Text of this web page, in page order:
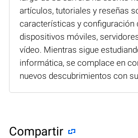
artículos, tutoriales y reseñas
características y configuración
dispositivos móviles,
vídeo. Mientras sigue
informática, se complace en
nuevos descubrimientos con
Compartir